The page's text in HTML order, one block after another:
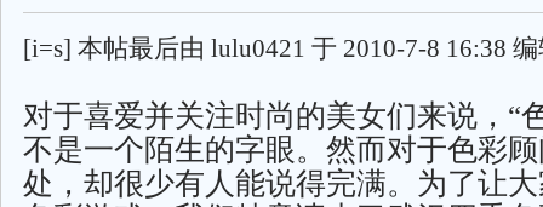
[i=s] 本帖最后由 lulu0421 于 2010-7-8 16:38
对于喜爱并关注时尚的美女们来说，“
不是一个陌生的字眼。然而对于色彩
处，却很少有人能说得完满。为了让